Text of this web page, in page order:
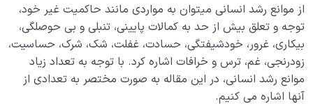
قضا و قدر و اختیار 0/13
ابتلاء و امتحان در زندگی 0/26
شیطان دشمن آشکار
از موانع رشد انسانی میتوان به مواردی مانند حاکمیت غیر خود،
توجه و تعلق بیش از حد به کمالات پایینی، تنبلی و بی حوصلگی،
بیکاری، غرور، خودشیفتگی، حسادت، غفلت، شک، شرک، حساسیت،
زودرنجی، غم، ترس و خرافات اشاره کرد. با توجه به تعداد زیاد
موانع رشد انسانی، در این مقاله به صورت مختصر به تعدادی از
آنها اشاره می کنیم.